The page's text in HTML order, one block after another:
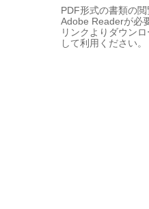
PDF形式の書類の
Adobe Readerが必
リンクよりダウンロ
して利用ください。